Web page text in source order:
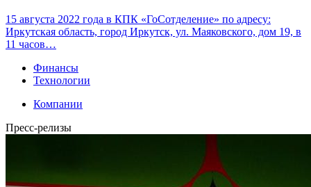
15 августа 2022 года в КПК «ГоСотделение» по адресу:
Иркутская область, город Иркутск, ул. Маяковского, дом 19, в
11 часов…
Финансы
Технологии
Компании
Пресс-релизы